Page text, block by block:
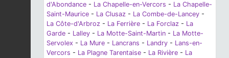
d'Abondance - La Chapelle-en-Vercors - La Chapelle-
Saint-Maurice - La Clusaz - La Combe-de-Lancey -
La Côte-d'Arbroz - La Ferrière - La Forclaz - La
Garde - Lalley - La Motte-Saint-Martin - La Motte-
Servolex - La Mure - Lancrans - Landry - Lans-en-
Vercors - La Plagne Tarentaise - La Rivière - La